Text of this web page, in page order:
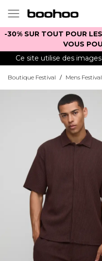
-30% SUR TOUT POUR
VOUS
Ce site utilise des
Boutique Festival / Mens